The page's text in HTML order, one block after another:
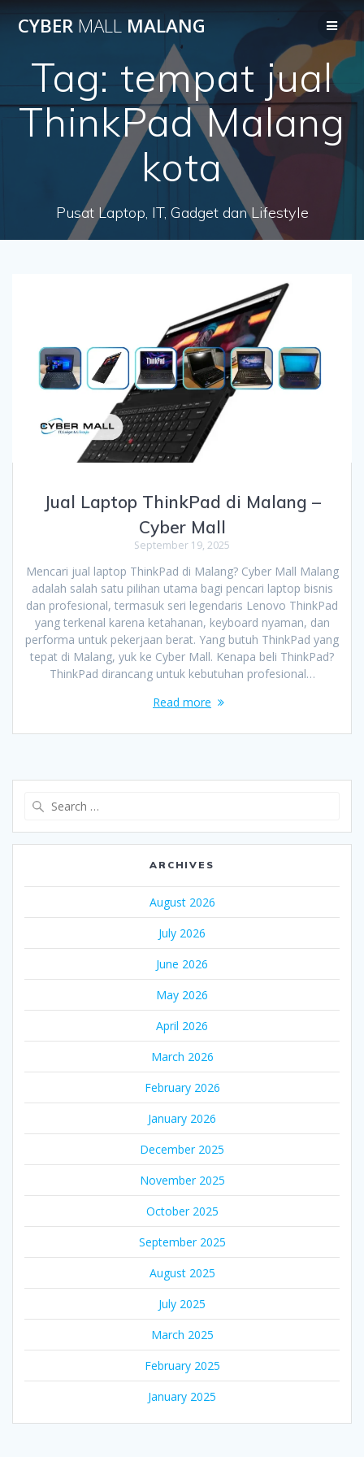
to
content
CYBER MALL MALANG
Tag: tempat jual
ThinkPad Malang
kota
Pusat Laptop, IT, Gadget dan Lifestyle
Jual Laptop ThinkPad di Malang –
Cyber Mall
September 19, 2025
Mencari jual laptop ThinkPad di Malang? Cyber Mall Malang
adalah salah satu pilihan utama bagi pencari laptop bisnis
dan profesional, termasuk seri legendaris Lenovo ThinkPad
yang terkenal karena ketahanan, keyboard nyaman, dan
performa untuk pekerjaan berat. Yang butuh ThinkPad yang
tepat di Malang, yuk ke Cyber Mall. Kenapa beli ThinkPad?
ThinkPad dirancang untuk kebutuhan profesional…
Read more
ARCHIVES
August 2026
July 2026
June 2026
May 2026
April 2026
March 2026
February 2026
January 2026
December 2025
November 2025
October 2025
September 2025
August 2025
July 2025
March 2025
February 2025
January 2025